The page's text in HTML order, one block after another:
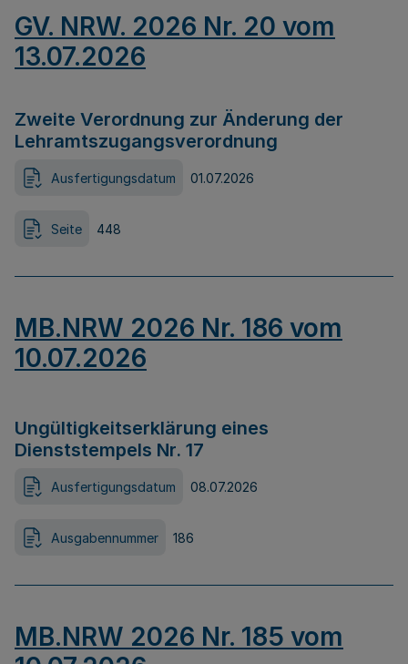
GV. NRW. 2026 Nr. 20 vom
13.07.2026
Zweite Verordnung zur Änderung der
Lehramtszugangsverordnung
Ausfertigungsdatum 01.07.2026
Seite 448
MB.NRW 2026 Nr. 186 vom
10.07.2026
Ungültigkeitserklärung eines
Dienststempels Nr. 17
Ausfertigungsdatum 08.07.2026
Ausgabennummer 186
MB.NRW 2026 Nr. 185 vom